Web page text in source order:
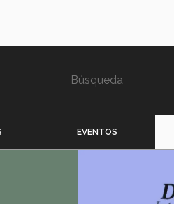
EVENTOS